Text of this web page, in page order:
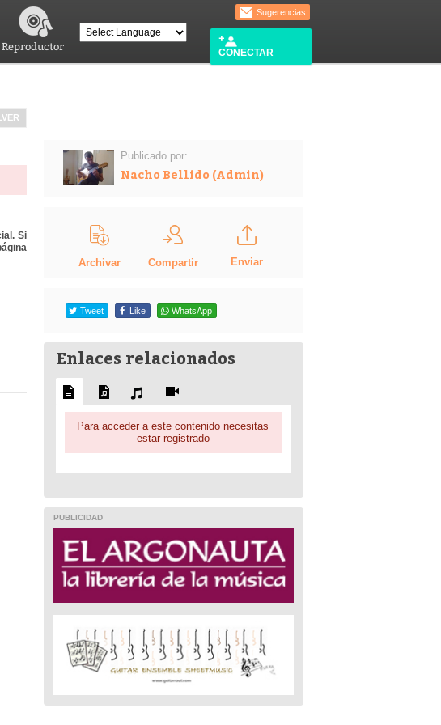
Reproductor
Sugerencias
CONECTAR
Si
Publicado por:
Nacho Bellido (Admin)
Archivar Compartir Enviar
Tweet Like WhatsApp
Enlaces relacionados
Para acceder a este contenido necesitas
estar registrado
PUBLICIDAD